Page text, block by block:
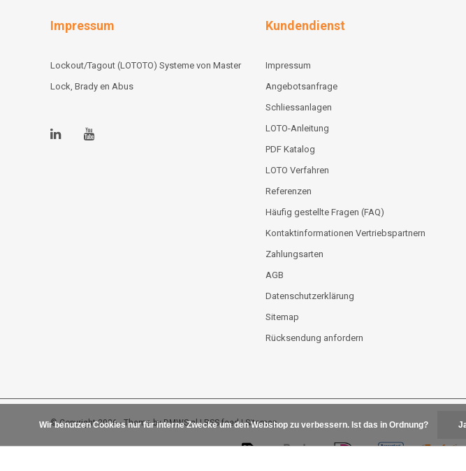
Impressum
Lockout/Tagout (LOTOTO) Systeme von Master
Lock, Brady en Abus
Kundendienst
Impressum
Angebotsanfrage
Schliessanlagen
LOTO-Anleitung
PDF Katalog
LOTO Verfahren
Referenzen
Häufig gestellte Fragen (FAQ)
Kontaktinformationen Vertriebspartnern
Zahlungsarten
AGB
Datenschutzerklärung
Sitemap
Rücksendung anfordern
© Copyright 2026 - Theme byDMWS.nl|RSS feed|Sitemap
Wir benutzen Cookies nur für interne Zwecke um den Webshop zu verbessern. Ist das in Ordnung?